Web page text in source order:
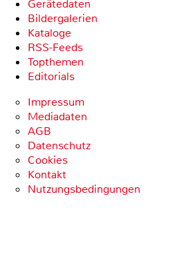
Gerätedaten
Bildergalerien
Kataloge
RSS-Feeds
Topthemen
Editorials
Impressum
Mediadaten
AGB
Datenschutz
Cookies
Kontakt
Nutzungsbedingungen